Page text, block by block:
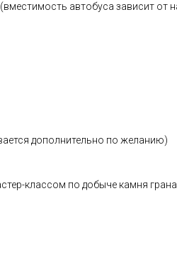
автобуса зависит от
дополнительно по желанию)
классом по добыче камня